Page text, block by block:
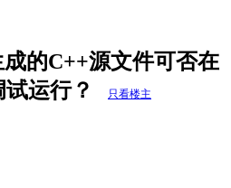
的C++源文件可否在
运行？
只看楼主